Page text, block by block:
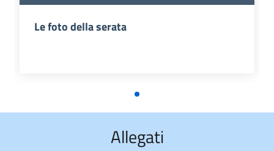
Le foto della serata
Allegati